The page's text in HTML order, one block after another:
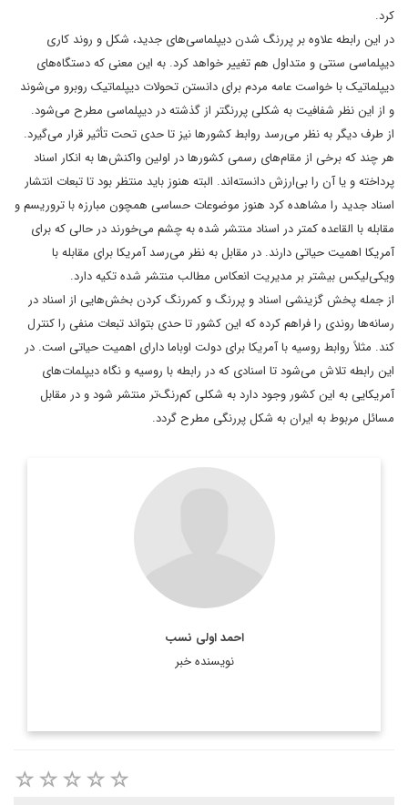
کرد.
در این رابطه علاوه بر پررنگ شدن دیپلماسی‌های جدید، شکل و روند کاری
دیپلماسی سنتی و متداول هم تغییر خواهد کرد. به این معنی که دستگاه‌های
دیپلماتیک با خواست عامه مردم برای دانستن تحولات دیپلماتیک روبرو می‌شوند
و از این نظر شفافیت به شکلی پررنگتر از گذشته در دیپلماسی مطرح می‌شود.
از طرف دیگر به نظر می‌رسد روابط کشورها نیز تا حدی تحت تأثیر قرار می‌گیرد.
هر چند که برخی از مقام‌های رسمی کشورها در اولین واکنش‌ها به انکار اسناد
پرداخته و یا آن را بی‌ارزش دانسته‌اند. البته هنوز باید منتظر بود تا تبعات انتشار
اسناد جدید را مشاهده کرد هنوز موضوعات حساسی همچون مبارزه با تروریسم و
مقابله با القاعده کمتر در اسناد منتشر شده به چشم می‌خورند در حالی که برای
آمریکا اهمیت حیاتی دارند. در مقابل به نظر می‌‌رسد آمریکا برای مقابله با
ویکی‌لیکس بیشتر بر مدیریت انعکاس مطالب منتشر شده تکیه دارد.
از جمله پخش گزینشی اسناد و پررنگ و کمررنگ کردن بخش‌هایی از اسناد در
رسانه‌ها روندی را فراهم کرده که این کشور تا حدی بتواند تبعات منفی را کنترل
کند. مثلاً روابط روسیه با آمریکا برای دولت اوباما دارای اهمیت حیاتی است. در
این رابطه تلاش می‌شود تا اسنادی که در رابطه با روسیه و نگاه دیپلمات‌های
آمریکایی به این کشور وجود دارد به شکلی کم‌رنگ‌تر منتشر شود و در مقابل
مسائل مربوط به ایران به شکل پررنگی مطرح گردد.
احمد اولی نسب
نویسنده خبر
کارشناس مسائل جمهوری آذربایجان